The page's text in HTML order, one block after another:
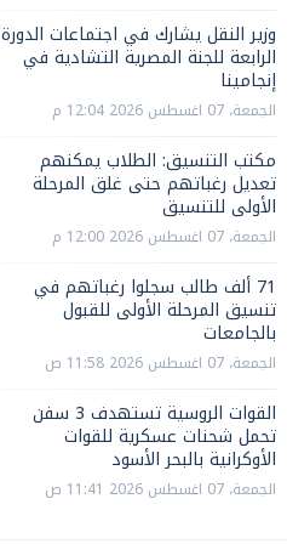
وزير النقل يشارك في اجتماعات الدورة
الرابعة للجنة المصرية التشادية في
إنجامينا
الجمعة، 07 اغسطس 2026 12:04 م
مكتب التنسيق: الطلاب يمكنهم
تعديل رغباتهم حتى غلق المرحلة
الأولى للتنسيق
الجمعة، 07 اغسطس 2026 12:00 م
71 ألف طالب سجلوا رغباتهم في
تنسيق المرحلة الأولى للقبول
بالجامعات
الجمعة، 07 اغسطس 2026 11:58 ص
القوات الروسية تستهدف 3 سفن
تحمل شحنات عسكرية للقوات
الأوكرانية بالبحر الأسود
الجمعة، 07 اغسطس 2026 11:41 ص